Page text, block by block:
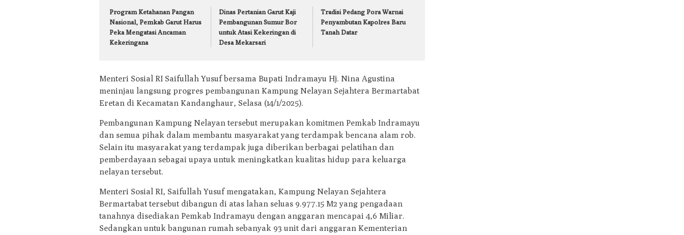
Program Ketahanan Pangan
Nasional, Pemkab Garut Harus
Peka Mengatasi Ancaman
Kekeringana
Dinas Pertanian Garut Kaji
Pembangunan Sumur Bor
untuk Atasi Kekeringan di
Desa Mekarsari
Tradisi Pedang Pora Warnai
Penyambutan Kapolres Baru
Tanah Datar
Menteri Sosial RI Saifullah Yusuf bersama Bupati Indramayu Hj. Nina Agustina
meninjau langsung progres pembangunan Kampung Nelayan Sejahtera Bermartabat
Eretan di Kecamatan Kandanghaur, Selasa (14/1/2025).
Pembangunan Kampung Nelayan tersebut merupakan komitmen Pemkab Indramayu
dan semua pihak dalam membantu masyarakat yang terdampak bencana alam rob.
Selain itu masyarakat yang terdampak juga diberikan berbagai pelatihan dan
pemberdayaan sebagai upaya untuk meningkatkan kualitas hidup para keluarga
nelayan tersebut.
Menteri Sosial RI, Saifullah Yusuf mengatakan, Kampung Nelayan Sejahtera
Bermartabat tersebut dibangun di atas lahan seluas 9.977.15 M2 yang pengadaan
tanahnya disediakan Pemkab Indramayu dengan anggaran mencapai 4,6 Miliar.
Sedangkan untuk bangunan rumah sebanyak 93 unit dari anggaran Kementerian